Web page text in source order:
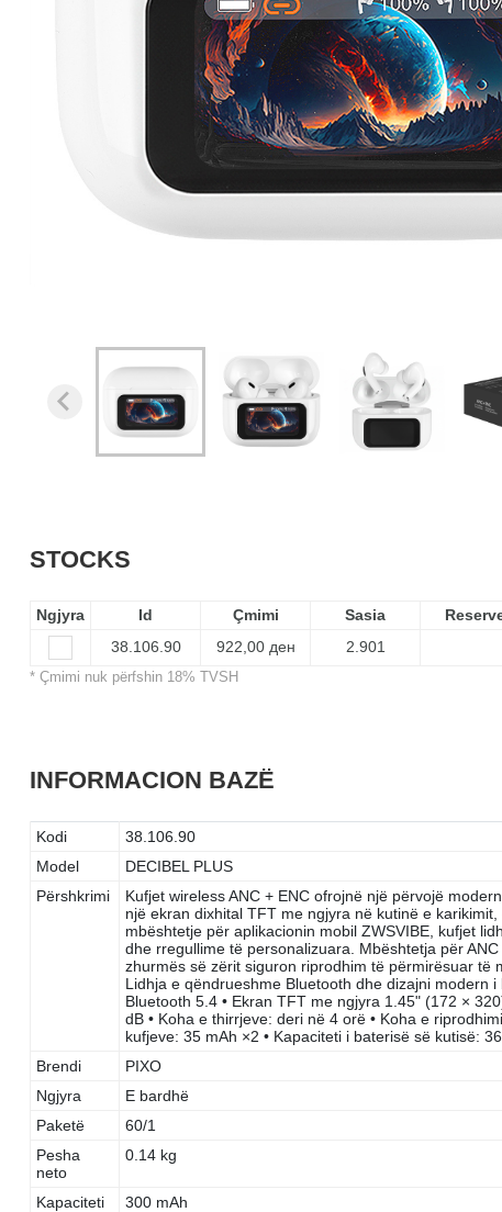
STOCKS
Ngjyra Id Çmimi Sasia
38.106.90
922,00 ден
2.901
* Çmimi nuk përfshin 18% TVSH
INFORMACION BAZË
Kodi
38.106.90
Model
DECIBEL PLUS
Përshkrimi
Kufjet wireless ANC + ENC ofrojnë një përvojë
një ekran dixhital TFT me ngjyra në kutinë e
mbështetje për aplikacionin mobil ZWSVIBE, kufjet
dhe rregullime të personalizuara. Mbështetja për
zhurmës së zërit siguron riprodhim të përmirësuar të
Lidhja e qëndrueshme Bluetooth dhe dizajni modern
Bluetooth 5.4 • Ekran TFT me ngjyra 1.45" (172 ×
dB • Koha e thirrjeve: deri në 4 orë • Koha e
kufjeve: 35 mAh ×2 • Kapaciteti i baterisë së kutisë:
Brendi
PIXO
Ngjyra
E bardhë
Paketë
60/1
Pesha
neto
0.14 kg
Kapaciteti
300 mAh